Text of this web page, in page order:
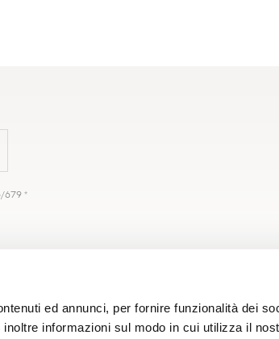
ed annunci, per fornire funzionalità dei
informazioni sul modo in cui utilizza il
679 *